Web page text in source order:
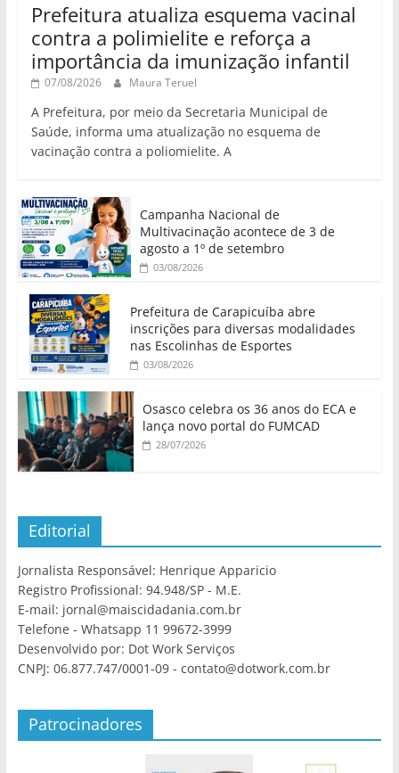
Prefeitura atualiza esquema vacinal
contra a polimielite e reforça a
importância da imunização infantil
07/08/2026 Maura Teruel
A Prefeitura, por meio da Secretaria Municipal de
Saúde, informa uma atualização no esquema de
vacinação contra a poliomielite. A
Campanha Nacional de
Multivacinação acontece de 3 de
agosto a 1º de setembro
03/08/2026
Prefeitura de Carapicuíba abre
inscrições para diversas modalidades
nas Escolinhas de Esportes
03/08/2026
Osasco celebra os 36 anos do ECA e
lança novo portal do FUMCAD
28/07/2026
Editorial
Jornalista Responsável: Henrique Apparicio
Registro Profissional: 94.948/SP - M.E.
E-mail: jornal@maiscidadania.com.br
Telefone - Whatsapp 11 99672-3999
Desenvolvido por: Dot Work Serviços
CNPJ: 06.877.747/0001-09 - contato@dotwork.com.br
Patrocinadores